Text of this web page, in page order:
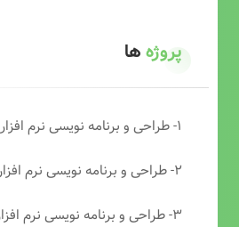
پروژهها
۱- طراحی و برنامه نویسی نرم افزار سجاد (سامانه جامع آموزشی دارالقرآن)
۲- طراحی و برنامه نویسی نرم افزار نیکوکاران
۳- طراحی و برنامه نویسی نرم افزار مددجویان